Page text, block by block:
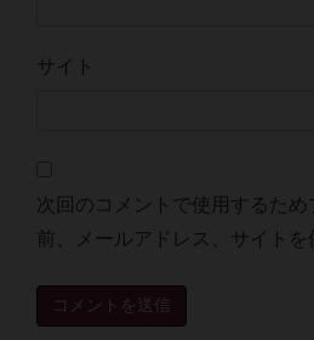
サイト
次回のコメントで使用するた
前、メールアドレス、サイトを